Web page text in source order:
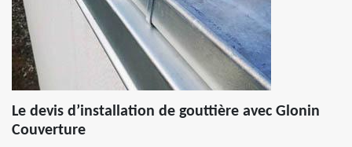
Le devis d’installation de gouttière avec Glonin
Couverture